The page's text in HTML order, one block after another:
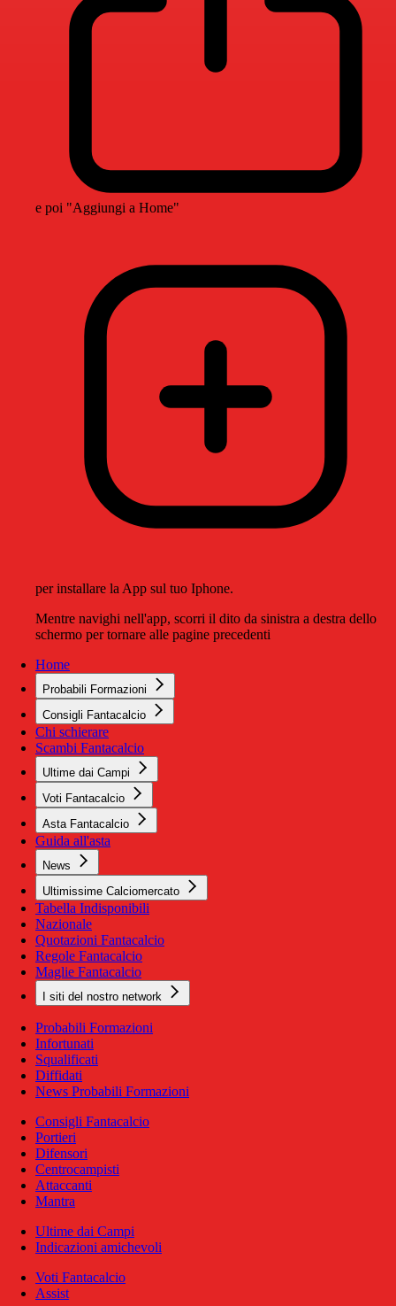
e poi "Aggiungi a Home"
per installare la App sul tuo Iphone.
Mentre navighi nell'app, scorri il dito da sinistra a destra dello
schermo per tornare alle pagine precedenti
Home
Probabili Formazioni
Consigli Fantacalcio
Chi schierare
Scambi Fantacalcio
Ultime dai Campi
Voti Fantacalcio
Asta Fantacalcio
Guida all'asta
News
Ultimissime Calciomercato
Tabella Indisponibili
Nazionale
Quotazioni Fantacalcio
Regole Fantacalcio
Maglie Fantacalcio
I siti del nostro network
Probabili Formazioni
Infortunati
Squalificati
Diffidati
News Probabili Formazioni
Consigli Fantacalcio
Portieri
Difensori
Centrocampisti
Attaccanti
Mantra
Ultime dai Campi
Indicazioni amichevoli
Voti Fantacalcio
Assist